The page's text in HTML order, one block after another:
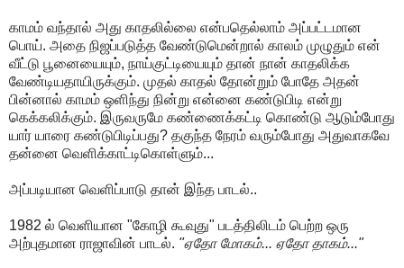
காமம் வந்தால் அது காதலில்லை என்பதெல்லாம் அப்பட்டமான
பொய். அதை நிஜப்படுத்த வேண்டுமென்றால் காலம் முழுதும் என்
வீட்டு பூனையையும், நாய்குட்டியையும் தான் நான் காதலிக்க
வேண்டியதாயிருக்கும். முதல் காதல் தோன்றும் போதே அதன்
பின்னால் காமம் ஒளிந்து நின்று என்னை கண்டுபிடி என்று
கெக்கலிக்கும். இருவருமே கண்ணைக்கட்டி கொண்டு ஆடும்போது
யார் யாரை கண்டுபிடிப்பது? தகுந்த நேரம் வரும்போது அதுவாகவே
தன்னை வெளிக்காட்டிகொள்ளும்...
அப்படியான வெளிப்பாடு தான் இந்த பாடல்..
1982 ல் வெளியான "கோழி கூவுது" படத்திலிடம் பெற்ற ஒரு
அற்புதமான ராஜாவின் பாடல். "ஏதோ மோகம்... ஏதோ தாகம்..."